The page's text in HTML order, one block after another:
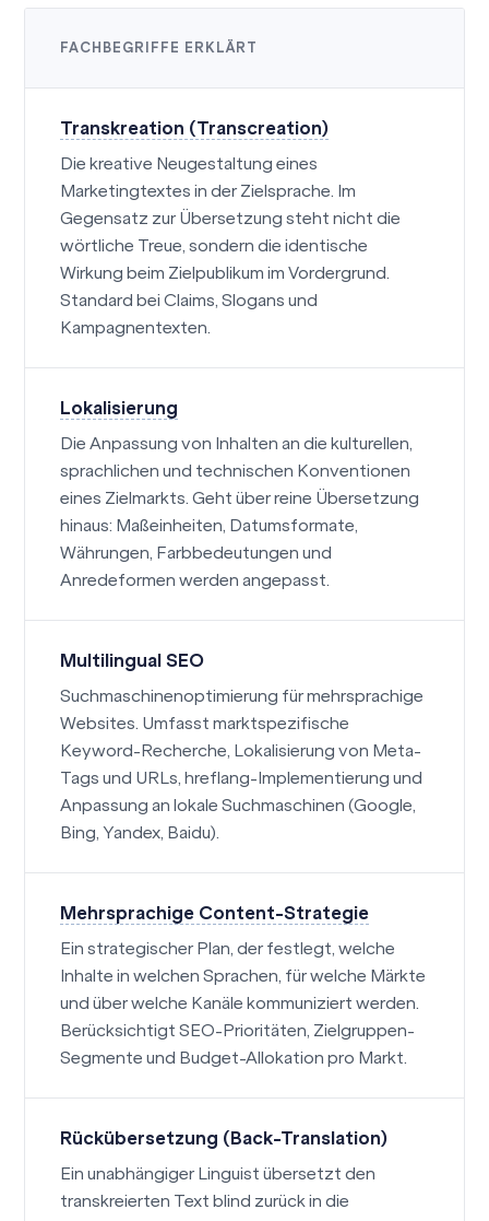
FACHBEGRIFFE ERKLÄRT
Transkreation (Transcreation)
Die kreative Neugestaltung eines
Marketingtextes in der Zielsprache. Im
Gegensatz zur Übersetzung steht nicht die
wörtliche Treue, sondern die identische
Wirkung beim Zielpublikum im Vordergrund.
Standard bei Claims, Slogans und
Kampagnentexten.
Lokalisierung
Die Anpassung von Inhalten an die kulturellen,
sprachlichen und technischen Konventionen
eines Zielmarkts. Geht über reine Übersetzung
hinaus: Maßeinheiten, Datumsformate,
Währungen, Farbbedeutungen und
Anredeformen werden angepasst.
Multilingual SEO
Suchmaschinenoptimierung für mehrsprachige
Websites. Umfasst marktspezifische
Keyword-Recherche, Lokalisierung von Meta-
Tags und URLs, hreflang-Implementierung und
Anpassung an lokale Suchmaschinen (Google,
Bing, Yandex, Baidu).
Mehrsprachige Content-Strategie
Ein strategischer Plan, der festlegt, welche
Inhalte in welchen Sprachen, für welche Märkte
und über welche Kanäle kommuniziert werden.
Berücksichtigt SEO-Prioritäten, Zielgruppen-
Segmente und Budget-Allokation pro Markt.
Rückübersetzung (Back-Translation)
Ein unabhängiger Linguist übersetzt den
transkreierten Text blind zurück in die